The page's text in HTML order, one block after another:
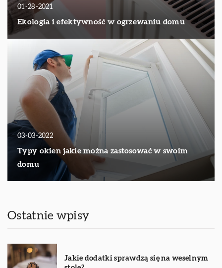
01-28-2021
Ekologia i efektywność w ogrzewaniu domu
03-03-2022
Typy okien jakie można zastosować w swoim
domu
Ostatnie wpisy
Jakie dodatki sprawdzą się na weselnym